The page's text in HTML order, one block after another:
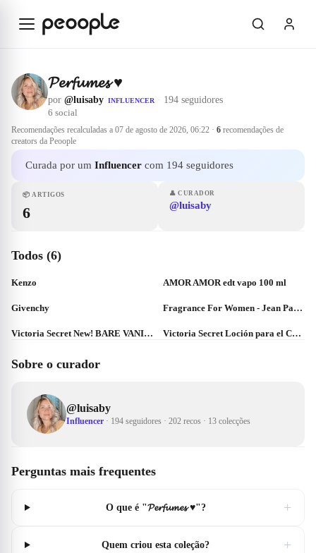
𝓟𝓮𝓻𝓯𝓾𝓶𝓮𝓼 ♥️
por @luisaby INFLUENCER · 194 seguidores
6 social
Recomendações recalculadas a 07 de agosto de 2026, 06:22 · 6 recomendações de
creators da Peoople
Curada por um Influencer com 194 seguidores
📦 ARTIGOS
6
👤 CURADOR
@luisaby
Todos (6)
Kenzo AMOR AMOR edt vapo 100 ml
Givenchy Fragrance For Women - Jean Paul Gaultier - Le Classique Eau De
Victoria Secret New! BARE VANILLA Fragrance Mist 250ml Victoria Secret Loción para el Cuerpo
Sobre o curador
@luisaby
Influencer · 194 seguidores · 202 recos · 13 colecções
Perguntas mais frequentes
O que é "𝓟𝓮𝓻𝓯𝓾𝓶𝓮𝓼 ♥️"? +
Quem criou esta coleção? +